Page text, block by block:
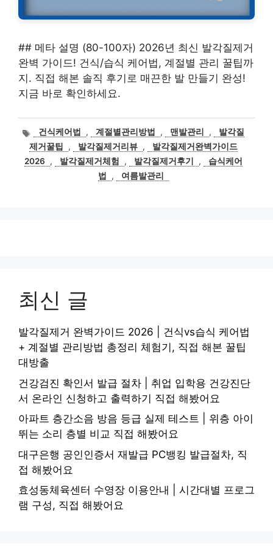
## 메타 설명 (80-100자) 2026년 최신 발각질제거
완벽 가이드! 건식/습식 케어법, 계절별 관리 꿀팁까
지. 직접 해본 솔직 후기로 매끈한 발 만들기 완성!
지금 바로 확인하세요.
태
그
건식케어법 , 계절별관리방법 , 맨발관리 ,
발각질
제거꿀팁
, 발각질제거리뷰 ,
발각질제거완벽가이드
2026
, 발각질제거체험 , 발각질제거후기 ,
습식케어
법
, 여름발관리
최신 글
발각질제거 완벽가이드 2026 | 건식vs습식 케어법
+ 계절별 관리방법 총정리 체험기, 직접 해본 꿀팁
대방출
건강검진 확인서 발급 절차 | 취업 입학용 건강진단
서 온라인 신청하고 출력하기 직접 해봤어요
아파트 층간소음 방음 등급 실제 테스트 | 위층 아이
뛰는 소리 층별 비교 직접 해봤어요
대구은행 공인인증서 재발급 PC뱅킹 발급절차, 직
접 해봤어요
효성동체육센터 수영장 이용안내 | 시간대별 프로그
램 구성, 직접 해봤어요